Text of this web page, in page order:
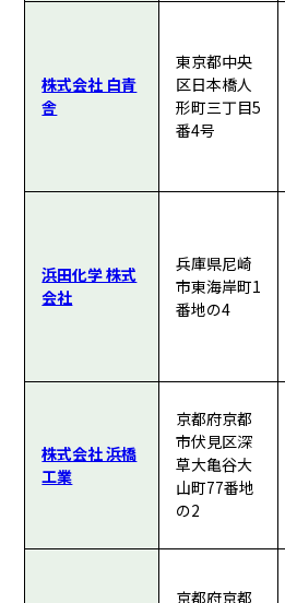
株式会社 白青
舎
東京都中央
区日本橋人
形町三丁目5
番4号
浜田化学 株式
会社
兵庫県尼崎
市東海岸町1
番地の4
株式会社 浜橋
工業
京都府京都
市伏見区深
草大亀谷大
山町77番地
の2
京都府京都